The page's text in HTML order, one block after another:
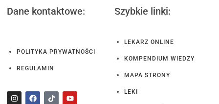
Dane kontaktowe:
POLITYKA PRYWATNOŚCI
REGULAMIN
Szybkie linki:
LEKARZ ONLINE
KOMPENDIUM WIEDZY
MAPA STRONY
LEKI